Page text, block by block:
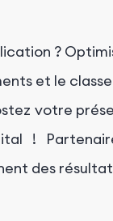
?
et le
votre
!
des